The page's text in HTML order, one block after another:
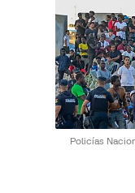
Policías